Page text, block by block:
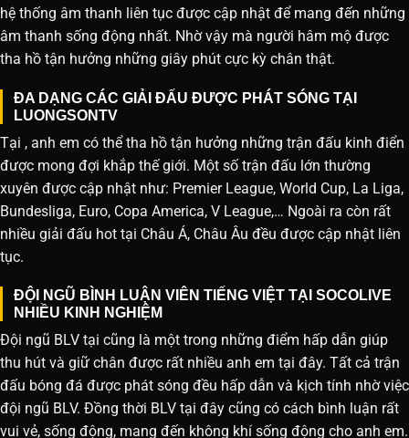
hệ thống âm thanh liên tục được cập nhật để mang đến những
âm thanh sống động nhất. Nhờ vậy mà người hâm mộ được
tha hồ tận hưởng những giây phút cực kỳ chân thật.
ĐA DẠNG CÁC GIẢI ĐẤU ĐƯỢC PHÁT SÓNG TẠI
LUONGSONTV
Tại , anh em có thể tha hồ tận hưởng những trận đấu kinh điển
được mong đợi khắp thế giới. Một số trận đấu lớn thường
xuyên được cập nhật như: Premier League, World Cup, La Liga,
Bundesliga, Euro, Copa America, V League,… Ngoài ra còn rất
nhiều giải đấu hot tại Châu Á, Châu Âu đều được cập nhật liên
tục.
ĐỘI NGŨ BÌNH LUẬN VIÊN TIẾNG VIỆT TẠI SOCOLIVE
NHIỀU KINH NGHIỆM
Đội ngũ BLV tại cũng là một trong những điểm hấp dẫn giúp
thu hút và giữ chân được rất nhiều anh em tại đây. Tất cả trận
đấu bóng đá được phát sóng đều hấp dẫn và kịch tính nhờ việc
đội ngũ BLV. Đồng thời BLV tại đây cũng có cách bình luận rất
vui vẻ, sống động, mang đến không khí sống động cho anh em.